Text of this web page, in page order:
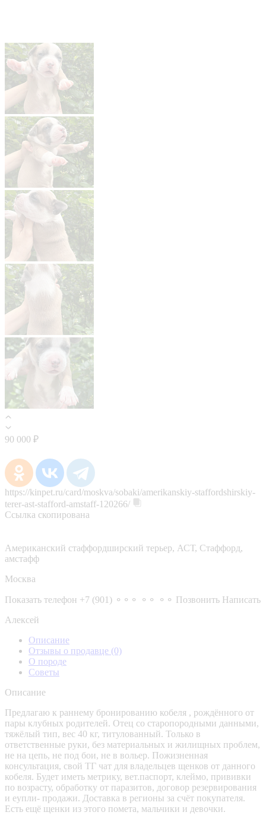
90 000 ₽
https://kinpet.ru/card/moskva/sobaki/amerikanskiy-staffordshirskiy-
terer-ast-stafford-amstaff-120266/
Ссылка скопирована
Американский стаффордширский терьер, АСТ, Стаффорд,
амстафф
Москва
Показать телефон +7 (901) ⚬⚬⚬ ⚬⚬ ⚬⚬ Позвонить Написать
Алексей
Описание
Отзывы о продавце (0)
О породе
Советы
Описание
Предлагаю к раннему бронированию кобеля , рождённого от
пары клубных родителей. Отец со старопородными данными,
тяжёлый тип, вес 40 кг, титулованный. Только в
ответственные руки, без материальных и жилищных проблем,
не на цепь, не под бои, не в вольер. Пожизненная
консультация, свой ТГ чат для владельцев щенков от данного
кобеля. Будет иметь метрику, вет.паспорт, клеймо, прививки
по возрасту, обработку от паразитов, договор резервирования
и еупли- продажи. Доставка в регионы за счёт покупателя.
Есть ещё щенки из этого помета, мальчики и девочки.